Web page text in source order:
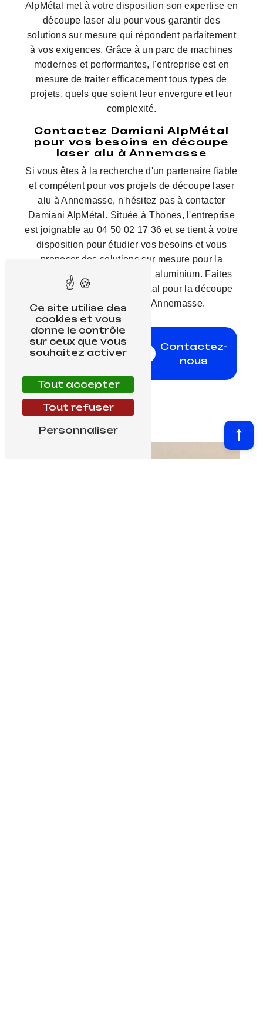
AlpMétal met à votre disposition son expertise en
découpe laser alu pour vous garantir des
solutions sur mesure qui répondent parfaitement
à vos exigences. Grâce à un parc de machines
modernes et performantes, l'entreprise est en
mesure de traiter efficacement tous types de
projets, quels que soient leur envergure et leur
complexité.
Contactez Damiani AlpMétal
pour vos besoins en découpe
laser alu à Annemasse
Si vous êtes à la recherche d'un partenaire fiable
et compétent pour vos projets de découpe laser
alu à Annemasse, n'hésitez pas à contacter
Damiani AlpMétal. Située à Thones, l'entreprise
est joignable au 04 50 02 17 36 et se tient à votre
disposition pour étudier vos besoins et vous
proposer des solutions sur mesure pour la
réalisation de vos pièces en aluminium. Faites
confiance à Damiani AlpMétal pour la découpe
laser alu de qualité à Annemasse.
En
savoir
Contactez-
nous
Ce site utilise des
cookies et vous
donne le contrôle
sur ceux que vous
souhaitez activer
Tout accepter
Tout refuser
Personnaliser